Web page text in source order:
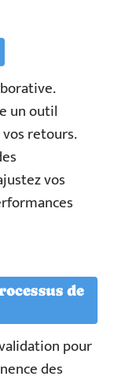
un outil
retours.
vos
de
pour
des